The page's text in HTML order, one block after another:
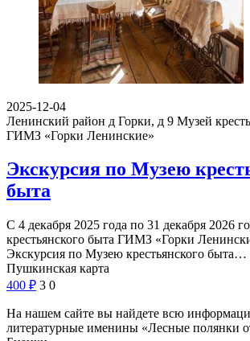
2025-12-04
Ленинский район д Горки, д 9 Музей
ГИМЗ «Горки Ленинские»
Экскурсия по Музею
быта
С 4 декабря 2025 года по 31 декабря 2026
крестьянского быта ГИМЗ «Горки
Экскурсия по Музею крестьянского быта…
Пушкинская карта
400 ₽ 3 0
На нашем сайте вы найдете всю
литературные именины «Лесные полянки